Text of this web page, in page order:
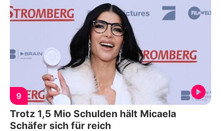
9
Trotz 1,5 Mio Schulden hält Micaela
Schäfer sich für reich